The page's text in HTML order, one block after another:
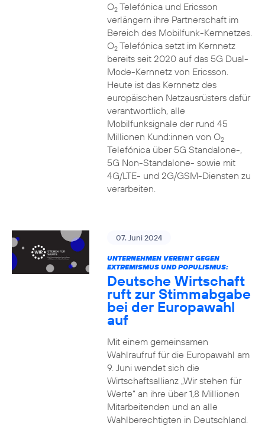
O2Telefónica und Ericsson
verlängern ihre Partnerschaft im
Bereich des Mobilfunk-Kernnetzes.
O2Telefónica setzt im Kernnetz
bereits seit 2020 auf das 5G Dual-
Mode-Kernnetz von Ericsson.
Heute ist das Kernnetz des
europäischen Netzausrüsters dafür
verantwortlich, alle
Mobilfunksignale der rund 45
Millionen Kund:innen von O2
Telefónica über 5G Standalone-,
5G Non-Standalone- sowie mit
4G/LTE- und 2G/GSM-Diensten zu
verarbeiten.
07. Juni 2024
UNTERNEHMEN VEREINT GEGEN
EXTREMISMUS UND POPULISMUS:
Deutsche Wirtschaft
ruft zur Stimmabgabe
bei der Europawahl
auf
Mit einem gemeinsamen
Wahlraufruf für die Europawahl am
9. Juni wendet sich die
Wirtschaftsallianz „Wir stehen für
Werte“ an ihre über 1,8 Millionen
Mitarbeitenden und an alle
Wahlberechtigten in Deutschland.